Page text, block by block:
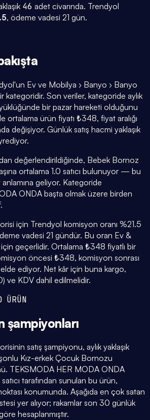
46 adet civarında. Trendyol
, ödeme vadesi 21 gün.
Ev ve Mobilya › Banyo › Banyo
kategoridir. Son veriler, kategoride aylık
bir pazar hareketi olduğunu
ortalama ürün fiyatı ₺348, fiyat aralığı
değişiyor. Günlük satış hacmi yaklaşık
değerlendirildiğinde, Bebek Bornoz
ortalama 1.0 satıcı bulunuyor — bu
geliyor. Kategoride
ONDA başta olmak üzere birden
için Trendyol komisyon oranı %21.5
vadesi 21 gündür. Bu oran Ev &
geçerlidir. Ortalama ₺348 fiyatlı bir
öncesi ₺348, komisyon sonrası
elde ediyor. Net kâr için buna kargo,
ve KDV dahil edilmelidir.
ÜRÜN
şampiyonları
satış şampiyonu, aylık yaklaşık
Kız-erkek Çocuk Bornozu
TEKSMODA HER MODA ONDA
tarafından sunulan bu ürün,
konumunda. Aşağıda en çok satan
yer alıyor; rakamlar son 30 günlük
hesaplanmıştır.